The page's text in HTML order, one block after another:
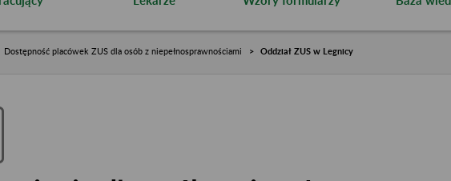
Dostępność placówek ZUS dla osób z niepełnosprawnościami Oddział ZUS w Legnicy